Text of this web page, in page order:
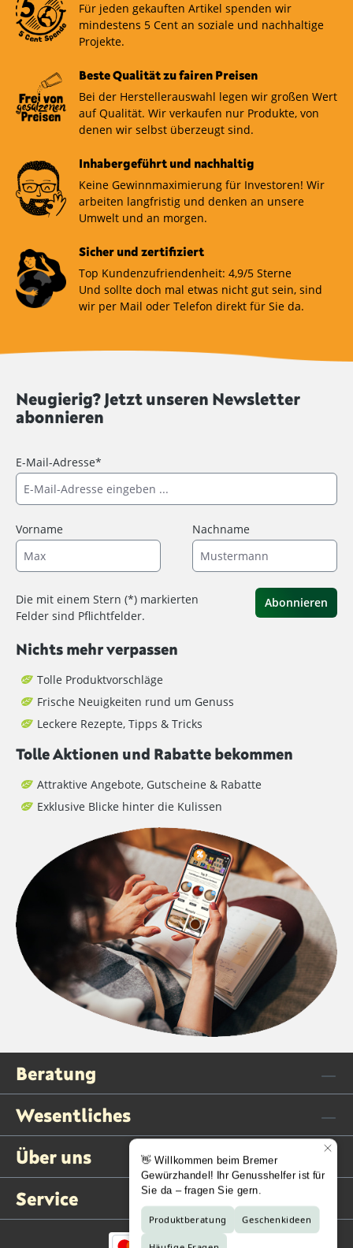
Für jeden gekauften Artikel spenden wir
mindestens 5 Cent an soziale und nachhaltige
Projekte.
Beste Qualität zu fairen Preisen
Bei der Herstellerauswahl legen wir großen Wert
auf Qualität. Wir verkaufen nur Produkte, von
denen wir selbst überzeugt sind.
Inhabergeführt und nachhaltig
Keine Gewinnmaximierung für Investoren! Wir
arbeiten langfristig und denken an unsere
Umwelt und an morgen.
Sicher und zertifiziert
Top Kundenzufriendenheit: 4,9/5 Sterne
Und sollte doch mal etwas nicht gut sein, sind
wir per Mail oder Telefon direkt für Sie da.
Neugierig? Jetzt unseren Newsletter
abonnieren
E-Mail-Adresse*
Vorname Nachname
Die mit einem Stern (*) markierten
Felder sind Pflichtfelder.
Abonnieren
Nichts mehr verpassen
Tolle Produktvorschläge
Frische Neuigkeiten rund um Genuss
Leckere Rezepte, Tipps & Tricks
Tolle Aktionen und Rabatte bekommen
Attraktive Angebote, Gutscheine & Rabatte
Exklusive Blicke hinter die Kulissen
Beratung
Wesentliches
Über uns
Service